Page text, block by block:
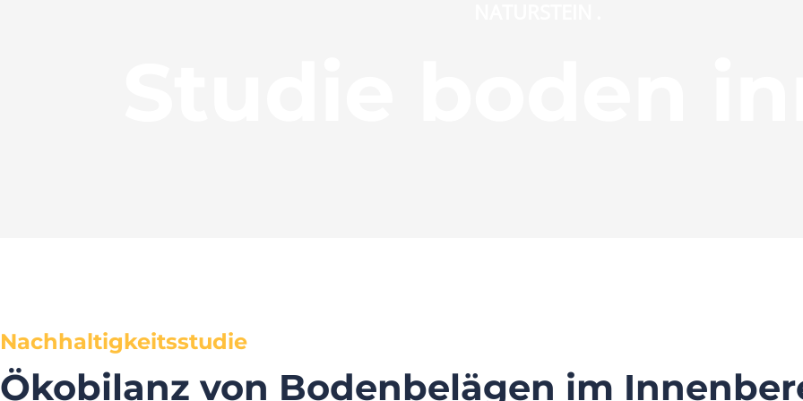
Nachhaltigkeitsstudie
Ökobilanz von Bodenbelägen im